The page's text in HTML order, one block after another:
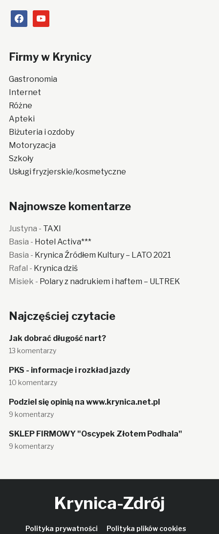
facebookyoutube
Firmy w Krynicy
Gastronomia
Internet
Różne
Apteki
Biżuteria i ozdoby
Motoryzacja
Szkoły
Usługi fryzjerskie/kosmetyczne
Najnowsze komentarze
Justyna - TAXI
Basia - Hotel Activa***
Basia - Krynica Źródłem Kultury – LATO 2021
Rafal - Krynica dziś
Misiek - Polary z nadrukiem i haftem – ULTREK
Najczęściej czytacie
Jak dobrać długość nart?
13 komentarzy
PKS - informacje i rozkład jazdy
10 komentarzy
Podziel się opinią na www.krynica.net.pl
9 komentarzy
SKLEP FIRMOWY "Oscypek Złotem Podhala"
9 komentarzy
Krynica-Zdrój
Polityka prywatności Polityka plików cookies